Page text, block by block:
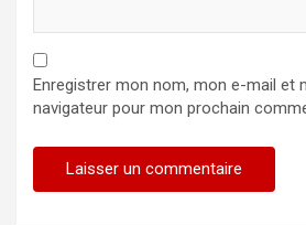
Enregistrer mon nom, mon e-mail et
navigateur pour mon prochain